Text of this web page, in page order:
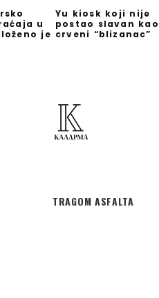
u
je
Yu kiosk koji nije
postao slavan kao
crveni “blizanac”
TRAGOM ASFALTA